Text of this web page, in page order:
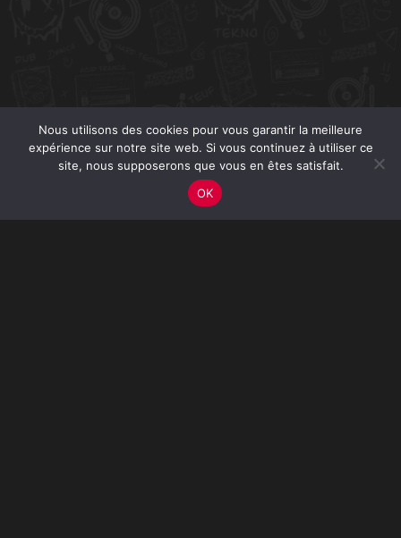
Nous utilisons des cookies pour vous garantir la meilleure
expérience sur notre site web. Si vous continuez à utiliser ce
site, nous supposerons que vous en êtes satisfait.
OK